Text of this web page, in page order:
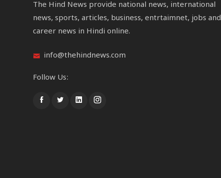
The Hind News provide national news, international
news, sports, articles, business, entrtaimnet, jobs and
career news in Hindi online.
info@thehindnews.com
Follow Us: